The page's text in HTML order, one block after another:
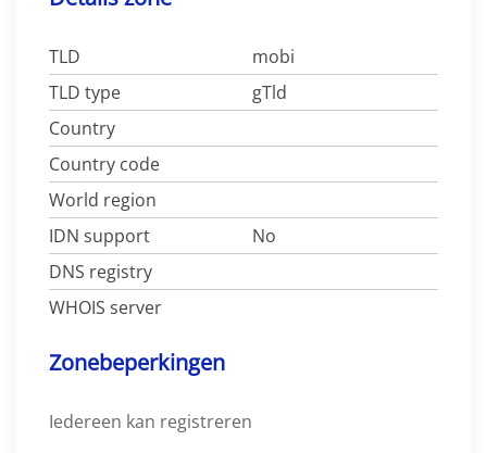
TLD
mobi
TLD type
gTld
Country
Country code
World region
IDN support
No
DNS registry
WHOIS server
Zonebeperkingen
Iedereen kan registreren